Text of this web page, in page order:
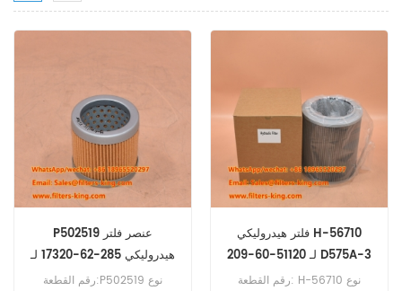
P502519 عنصر فلتر
هيدروليكي 285-62-17320 لـ
HD1500-7رقم القطعة:P502519 نوع
فلتر هيدروليكي H-56710
209-60-51120 لـ D575A-3
رقم القطعة: H-56710 نوع